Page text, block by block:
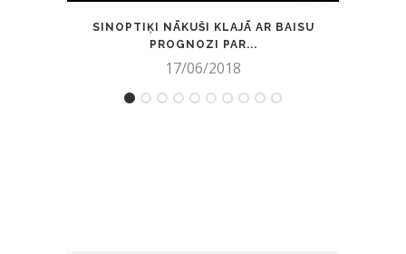
SINOPTIĶI NĀKUŠI KLAJĀ AR BAISU
PROGNOZI PAR...
17/06/2018